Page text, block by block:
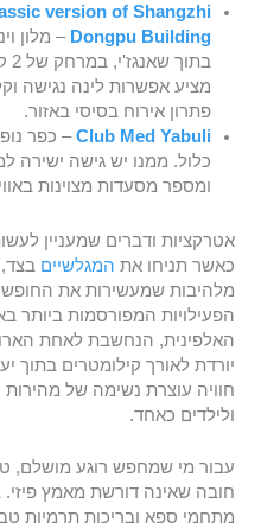
version of Shangzhi
Dongpu Building – מלון
מציע אפשרות לינה נגישה
פתרון אירוח בסיסי באזור.
Club Med Yabuli– כפר
כלול. ממנו יש גישה ישירה
ומספר מסעדות מצוינות
אטרקציות ודברים שמעניין
כאשר תניחו את המגלשיים
מלהיבות שמעשירות את
הפעילויות המפורסמות ביותר
האלפינית, הנחשבת לאחת
יורדת לאורך קילומטרים בתוך
חוויה עוצרת נשימה של
ולילדים כאחד.
עבור מי שמחפש רוגע מושלם,
חובה שאינה דורשת מאמץ פיזי.
מתחמי ספא ובריכות תרמיות